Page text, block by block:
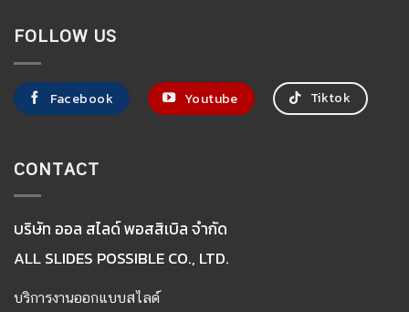
FOLLOW US
Facebook Youtube Tiktok
CONTACT
บริษัท ออล สไลด์ พอสสิเบิล จำกัด
ALL SLIDES POSSIBLE CO., LTD.
บริการงานออกแบบสไลด์